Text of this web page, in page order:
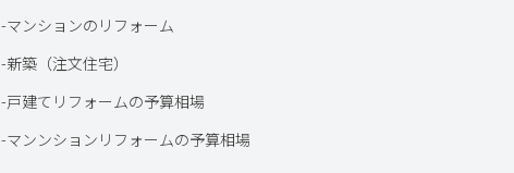
-マンションのリフォーム
-新築（注文住宅）
-戸建てリフォームの予算相場
-マンンションリフォームの予算相場